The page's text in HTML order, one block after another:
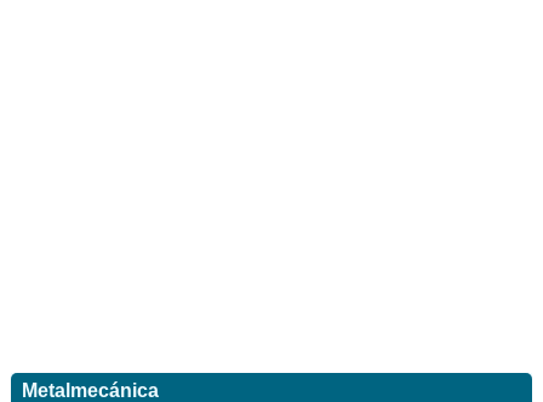
Metalmecánica